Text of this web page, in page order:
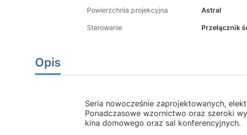
Powierzchnia projekcyjna Astral
Sterowanie Przełącznik
Opis
Seria nowocześnie zaprojektowanych,
Ponadczasowe wzornictwo oraz szeroki
kina domowego oraz sal konferencyjnych.